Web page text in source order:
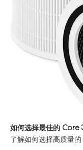
了解如何选择高质量